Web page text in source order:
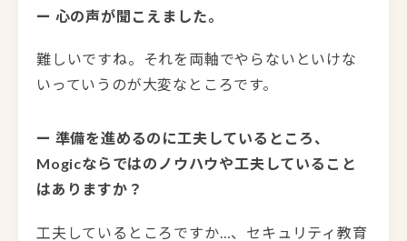
ー 心の声が聞こえました。
難しいですね。それを両軸でやらないといけな
いっていうのが大変なところです。
ー 準備を進めるのに工夫しているところ、
Mogicならではのノウハウや工夫していること
はありますか？
工夫しているところですか…、セキュリティ教育